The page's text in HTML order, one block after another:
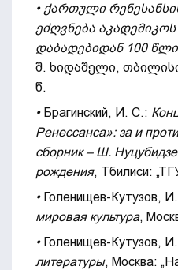
• ქართული
ეძღვნება
დაბადებიდან 100
შ. ხიდაშელი,
წ.
• Брагинский, И. С.:
Ренессанса»: за и
сборник – Ш.
рождения, Тбилиси:
• Голенищев-Кутузов,
мировая культура,
• Голенищев-Кутузов,
литературы, Москва: